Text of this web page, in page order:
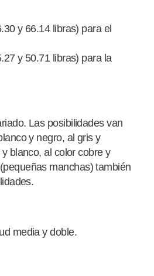
y 66.14 libras) para el
y 50.71 libras) para la
Las posibilidades van
y negro, al gris y
blanco, al color cobre y
manchas) también
media y doble.